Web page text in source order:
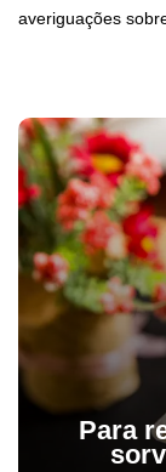
averiguações
Para